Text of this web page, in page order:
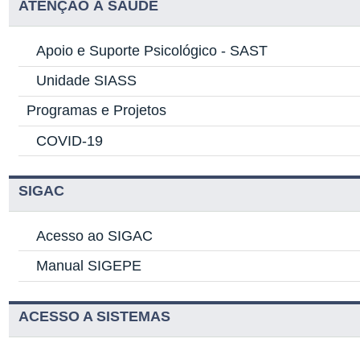
ATENÇÃO À SAÚDE
Apoio e Suporte Psicológico - SAST
Unidade SIASS
Programas e Projetos
COVID-19
SIGAC
Acesso ao SIGAC
Manual SIGEPE
ACESSO A SISTEMAS